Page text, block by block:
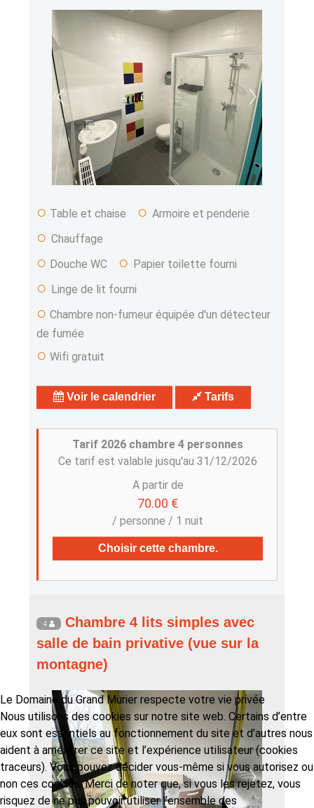
‹ ›
○ Table et chaise ○ Armoire et penderie
○ Chauffage
○ Douche WC ○ Papier toilette fourni
○ Linge de lit fourni
○ Chambre non-fumeur équipée d'un détecteur
de fumée
○ Wifi gratuit
Voir le calendrier Tarifs
Tarif 2026 chambre 4 personnes
Ce tarif est valable jusqu'au 31/12/2026
A partir de
70.00 €
/ personne / 1 nuit
Choisir cette chambre.
4
Chambre 4 lits simples avec
salle de bain privative (vue sur la
montagne)
‹ ›
Le Domaine du Grand Murier respecte votre vie privée
Nous utilisons des cookies sur notre site web. Certains d’entre
eux sont essentiels au fonctionnement du site et d’autres nous
aident à améliorer ce site et l’expérience utilisateur (cookies
traceurs). Vous pouvez décider vous-même si vous autorisez ou
non ces cookies. Merci de noter que, si vous les rejetez, vous
risquez de ne pas pouvoir utiliser l’ensemble des